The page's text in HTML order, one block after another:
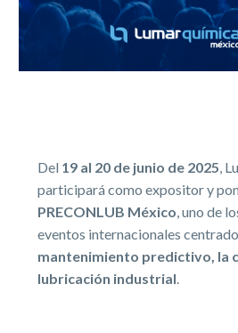
Del 19 al 20 de junio de 2025,
participará como expositor y
PRECONLUB México, uno de
eventos internacionales
mantenimiento predictivo, la
lubricación industrial.